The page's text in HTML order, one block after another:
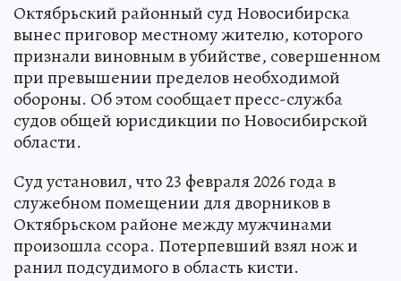
Октябрьский районный суд Новосибирска
вынес приговор местному жителю, которого
признали виновным в убийстве, совершенном
при превышении пределов необходимой
обороны. Об этом сообщает пресс-служба
судов общей юрисдикции по Новосибирской
области.
Суд установил, что 23 февраля 2026 года в
служебном помещении для дворников в
Октябрьском районе между мужчинами
произошла ссора. Потерпевший взял нож и
ранил подсудимого в область кисти.